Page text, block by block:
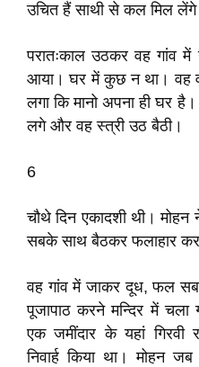
उचित हैं साथी से कल मिल
परातःकाल उठकर वह गांव
आया। घर में कुछ न था। वह
लगा कि मानो अपना ही घर
लगे और वह स्त्री उठ बैठी।
6
चौथे दिन एकादशी थी। मोहन
सबके साथ बैठकर फलाहार
वह गांव में जाकर दूध, फल
पूजापाठ करने मन्दिर में
एक जमींदार के यहां
निवार्ह किया था। मोहन